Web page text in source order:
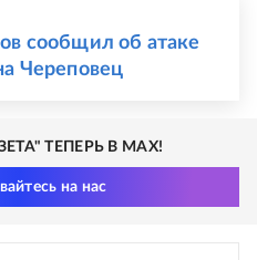
сообщил об атаке
Череповец
ТЕПЕРЬ В MAX!
на нас